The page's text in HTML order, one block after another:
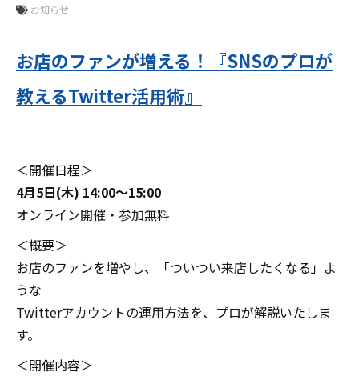
お知らせ
お店のファンが増える！『SNSのプロが
教えるTwitter活用術』
＜開催日程＞
4月5日(木) 14:00～15:00
オンライン開催・参加無料
＜概要＞
お店のファンを増やし、「ついつい来店したくなる」よ
うな
Twitterアカウントの運用方法を、プロが解説いたしま
す。
＜開催内容＞